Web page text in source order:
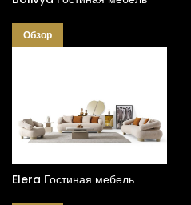
Обзор
Elera Гостиная мебель